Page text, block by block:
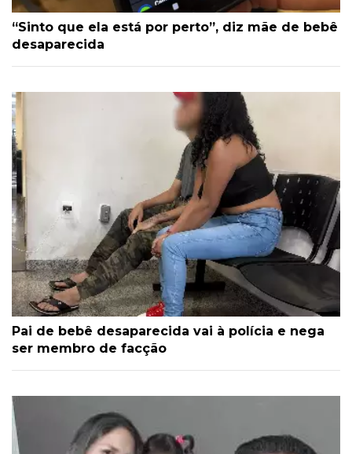
“Sinto que ela está por perto”, diz mãe de bebê
desaparecida
Pai de bebê desaparecida vai à polícia e nega
ser membro de facção